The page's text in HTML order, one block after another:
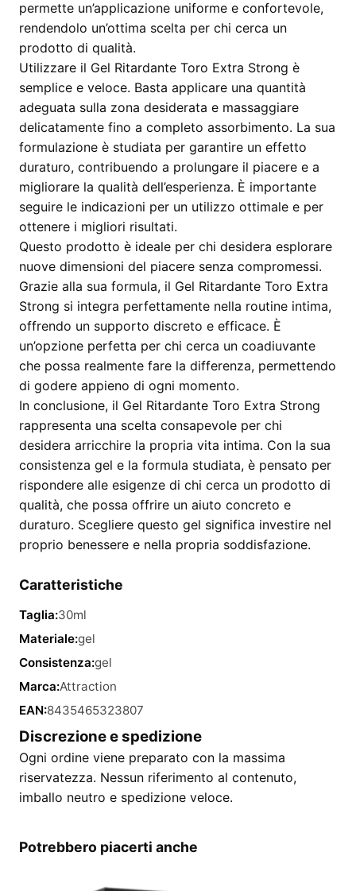
permette un’applicazione uniforme e confortevole,
rendendolo un’ottima scelta per chi cerca un
prodotto di qualità.
Utilizzare il Gel Ritardante Toro Extra Strong è
semplice e veloce. Basta applicare una quantità
adeguata sulla zona desiderata e massaggiare
delicatamente fino a completo assorbimento. La sua
formulazione è studiata per garantire un effetto
duraturo, contribuendo a prolungare il piacere e a
migliorare la qualità dell’esperienza. È importante
seguire le indicazioni per un utilizzo ottimale e per
ottenere i migliori risultati.
Questo prodotto è ideale per chi desidera esplorare
nuove dimensioni del piacere senza compromessi.
Grazie alla sua formula, il Gel Ritardante Toro Extra
Strong si integra perfettamente nella routine intima,
offrendo un supporto discreto e efficace. È
un’opzione perfetta per chi cerca un coadiuvante
che possa realmente fare la differenza, permettendo
di godere appieno di ogni momento.
In conclusione, il Gel Ritardante Toro Extra Strong
rappresenta una scelta consapevole per chi
desidera arricchire la propria vita intima. Con la sua
consistenza gel e la formula studiata, è pensato per
rispondere alle esigenze di chi cerca un prodotto di
qualità, che possa offrire un aiuto concreto e
duraturo. Scegliere questo gel significa investire nel
proprio benessere e nella propria soddisfazione.
Caratteristiche
Taglia:30ml
Materiale:gel
Consistenza:gel
Marca:Attraction
EAN:8435465323807
Discrezione e spedizione
Ogni ordine viene preparato con la massima
riservatezza. Nessun riferimento al contenuto,
imballo neutro e spedizione veloce.
Potrebbero piacerti anche